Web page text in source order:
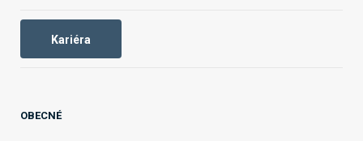
Kariéra
OBECNÉ